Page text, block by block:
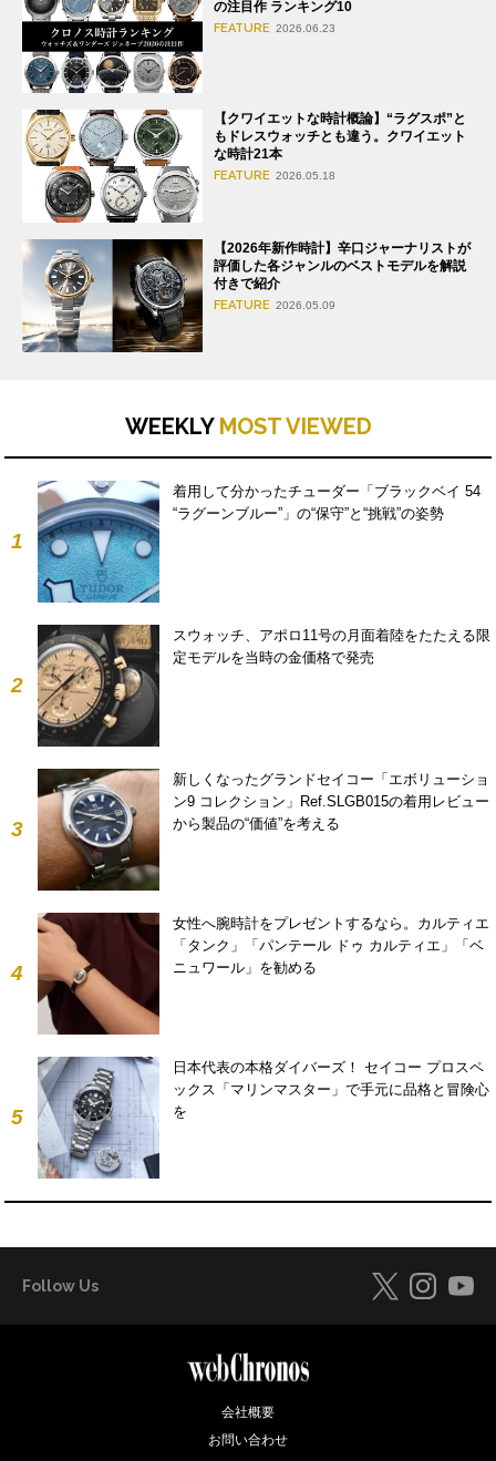
の注目作 ランキング10
FEATURE 2026.06.23
【クワイエットな時計概論】“ラグスポ”と
もドレスウォッチとも違う。クワイエット
な時計21本
FEATURE 2026.05.18
【2026年新作時計】辛口ジャーナリストが
評価した各ジャンルのベストモデルを解説
付きで紹介
FEATURE 2026.05.09
WEEKLY MOST VIEWED
1
着用して分かったチューダー「ブラックベイ 54
“ラグーンブルー”」の“保守”と“挑戦”の姿勢
2
スウォッチ、アポロ11号の月面着陸をたたえる限
定モデルを当時の金価格で発売
3
新しくなったグランドセイコー「エボリューショ
ン9 コレクション」Ref.SLGB015の着用レビュー
から製品の“価値”を考える
4
女性へ腕時計をプレゼントするなら。カルティエ
「タンク」「パンテール ドゥ カルティエ」「ベ
ニュワール」を勧める
5
日本代表の本格ダイバーズ！ セイコー プロスペ
ックス「マリンマスター」で手元に品格と冒険心
を
Follow Us
会社概要
お問い合わせ